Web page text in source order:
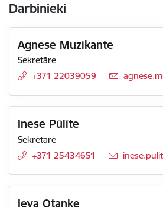
Darbinieki
Agnese Muzikante
Sekretāre
+371 22039059
E-pasts:
Inese Pūlīte
Sekretāre
+371 25434651
E-pasts:
Ieva Otaņķe